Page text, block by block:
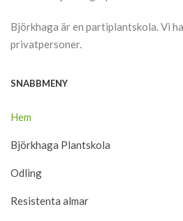
Björkhaga är en partiplantskola. Vi
privatpersoner.
SNABBMENY
Hem
Björkhaga Plantskola
Odling
Resistenta almar